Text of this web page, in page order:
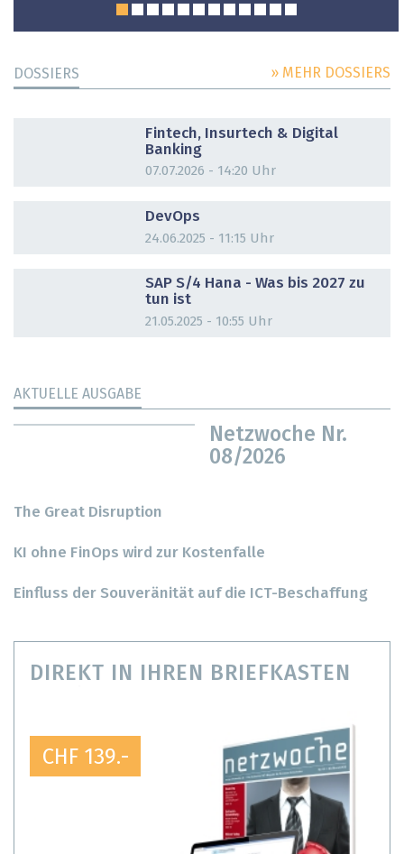
DOSSIERS » MEHR DOSSIERS
Fintech, Insurtech & Digital
Banking
07.07.2026 - 14:20 Uhr
DevOps
24.06.2025 - 11:15 Uhr
SAP S/4 Hana - Was bis 2027 zu
tun ist
21.05.2025 - 10:55 Uhr
AKTUELLE AUSGABE
Netzwoche Nr.
08/2026
The Great Disruption
KI ohne FinOps wird zur Kostenfalle
Einfluss der Souveränität auf die ICT-Beschaffung
DIREKT IN IHREN BRIEFKASTEN
CHF 139.-